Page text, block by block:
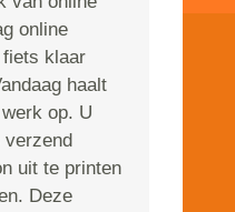
online
klaar
haalt
op. U
verzend
uit te printen
Deze